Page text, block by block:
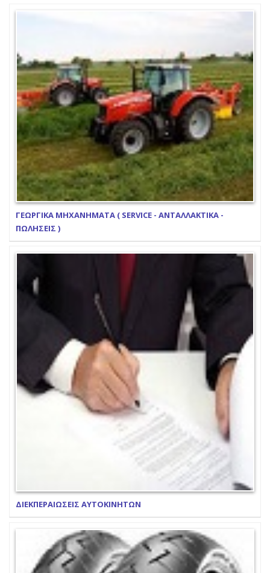
ΓΕΩΡΓΙΚΑ ΜΗΧΑΝΗΜΑΤΑ ( SERVICE - ΑΝΤΑΛΛΑΚΤΙΚΑ -
ΠΩΛΗΣΕΙΣ )
ΔΙΕΚΠΕΡΑΙΩΣΕΙΣ ΑΥΤΟΚΙΝΗΤΩΝ